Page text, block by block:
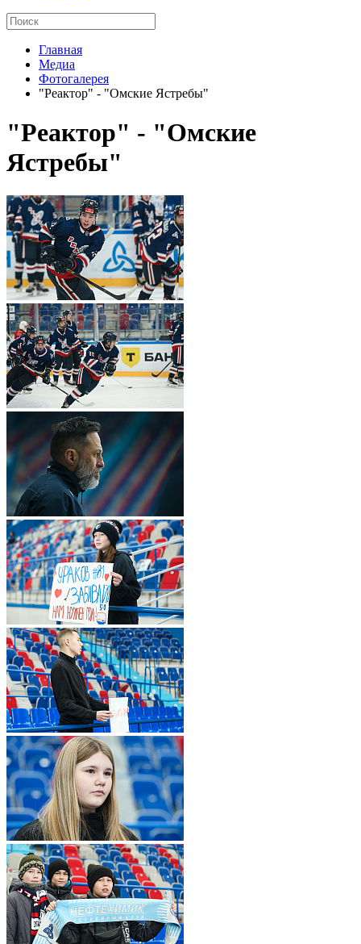
Главная
Медиа
Фотогалерея
"Реактор" - "Омские Ястребы"
"Реактор" - "Омские
Ястребы"